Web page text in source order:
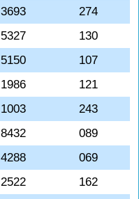
3693
274
5327
130
5150
107
1986
121
1003
243
8432
089
4288
069
2522
162